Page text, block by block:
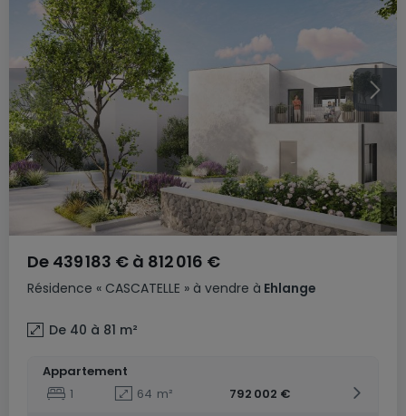
Résidence « CASCATELLE » à vendre à Ehlange
De 439 183 € à 812 016 €
De 40 à 81 m²
Appartement
1
64 m²
792 002 €